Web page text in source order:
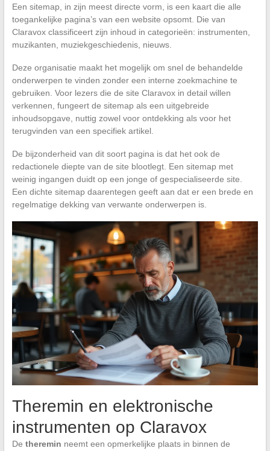
Een sitemap, in zijn meest directe vorm, is een kaart die alle
toegankelijke pagina’s van een website opsomt. Die van
Claravox classificeert zijn inhoud in categorieën: instrumenten,
muzikanten, muziekgeschiedenis, nieuws.
Deze organisatie maakt het mogelijk om snel de behandelde
onderwerpen te vinden zonder een interne zoekmachine te
gebruiken. Voor lezers die de site Claravox in detail willen
verkennen, fungeert de sitemap als een uitgebreide
inhoudsopgave, nuttig zowel voor ontdekking als voor het
terugvinden van een specifiek artikel.
De bijzonderheid van dit soort pagina is dat het ook de
redactionele diepte van de site blootlegt. Een sitemap met
weinig ingangen duidt op een jonge of gespecialiseerde site.
Een dichte sitemap daarentegen geeft aan dat er een brede en
regelmatige dekking van verwante onderwerpen is.
Theremin en elektronische
instrumenten op Claravox
De theremin neemt een opmerkelijke plaats in binnen de